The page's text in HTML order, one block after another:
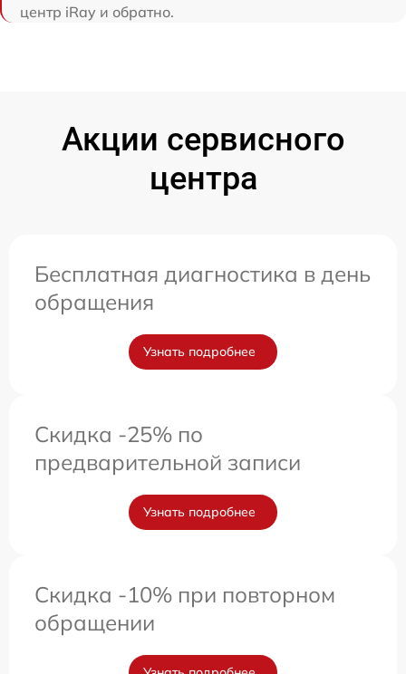
центр iRay и обратно.
Акции сервисного
центра
Бесплатная диагностика в день
обращения
Узнать подробнее
Скидка -25% по
предварительной записи
Узнать подробнее
Скидка -10% при повторном
обращении